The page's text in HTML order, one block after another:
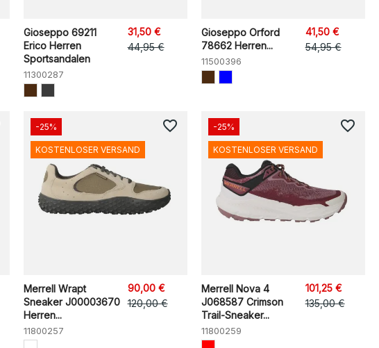
Gioseppo 69211
Erico Herren
Sportsandalen
11300287
31,50 €
44,95 €
Gioseppo Orford
78662 Herren...
11500396
41,50 €
54,95 €
Merrell Wrapt
Sneaker J00003670
Herren...
11800257
90,00 €
120,00 €
-25%
KOSTENLOSER VERSAND
favorite_border
Merrell Nova 4
J068587 Crimson
Trail-Sneaker...
11800259
101,25 €
135,00 €
-25%
KOSTENLOSER VERSAND
favorite_border